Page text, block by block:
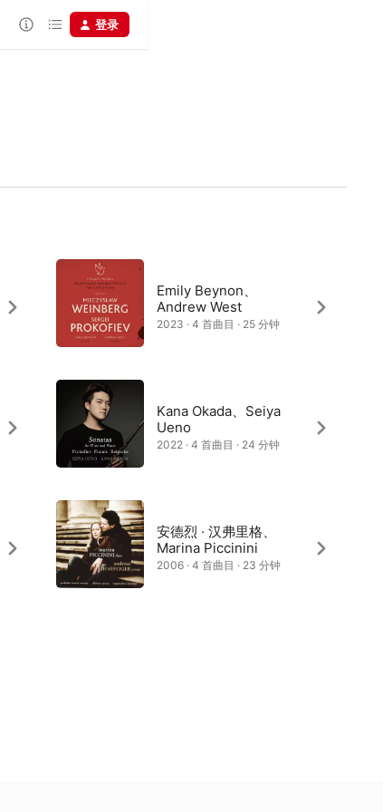
登录
Emily Beynon、
Andrew West
2023 · 4 首曲目 · 25 分钟
Kana Okada、Seiya
Ueno
2022 · 4 首曲目 · 24 分钟
安德烈 · 汉弗里格、
Marina Piccinini
2006 · 4 首曲目 · 23 分钟